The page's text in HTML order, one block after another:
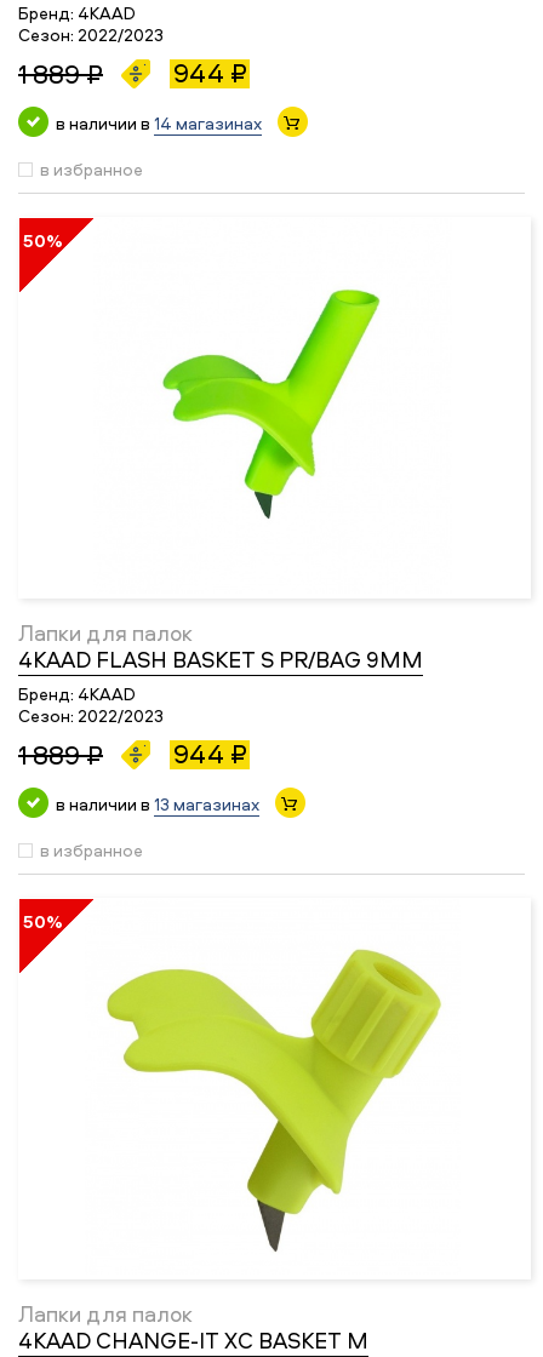
Бренд: 4KAAD
Сезон: 2022/2023
1 889 ₽ 944 ₽
в наличии в 14 магазинах
в избранное
50%
Лапки для палок
4KAAD FLASH BASKET S PR/BAG 9MM
Бренд: 4KAAD
Сезон: 2022/2023
1 889 ₽ 944 ₽
в наличии в 13 магазинах
в избранное
50%
Лапки для палок
4KAAD CHANGE-IT XC BASKET M